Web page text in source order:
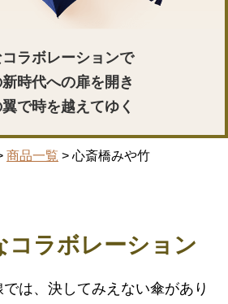
ラボレーションで
時代への扉を開き
で時を越えてゆく
商品一覧 > 心斎橋みや竹
コラボレーション
は、決してみえない傘があり